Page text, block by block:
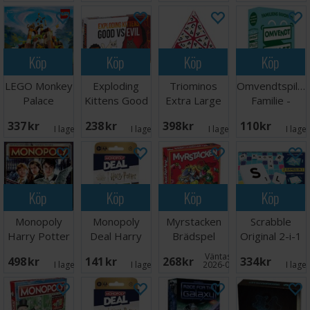
Köp
LEGO Monkey
Palace
337 SEK I lager: 5
Köp
Exploding
Kittens Good
Svensk
238 SEK I lager: 2
Köp
Triominos
Extra Large
398 SEK I lager:
Köp
Omvendtspillet
Familie -
110 SEK I
Köp
Monopoly
Harry Potter
498 SEK I lager:
Köp
Monopoly
Deal Harry
Kortspel
141 SEK I lager: 5
Köp
Myrstacken
Brädspel
268 SEK Väntas in:
2026-09-30
Köp
Scrabble
Original 2-i-1
334 SEK I